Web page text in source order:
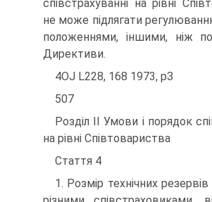
співстрахуванні на рівні
не може підлягати
положеннями, іншими, ніж
Директиви.
4OJ L228, 168 1973, рЗ
507
Розділ II Умови і порядок
на рівні Співтовариства
Стаття 4
1. Розмір технічних